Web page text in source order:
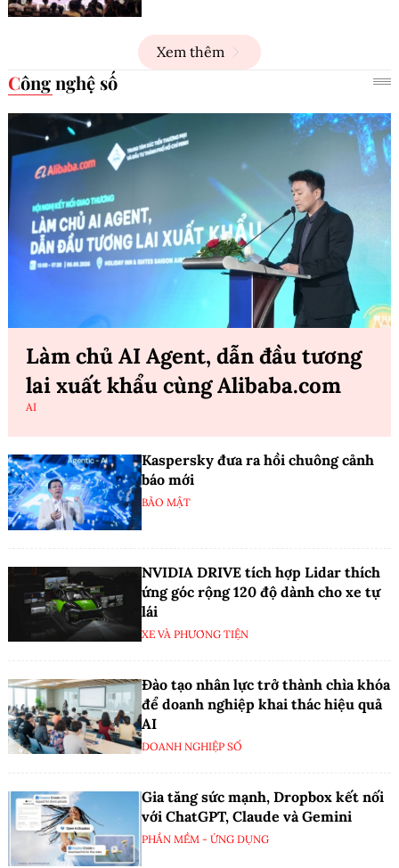
Xem thêm
Công nghệ số
Làm chủ AI Agent, dẫn đầu tương
lai xuất khẩu cùng Alibaba.com
AI
Kaspersky đưa ra hồi chuông cảnh
báo mới
BẢO MẬT
NVIDIA DRIVE tích hợp Lidar thích
ứng góc rộng 120 độ dành cho xe tự
lái
XE VÀ PHƯƠNG TIỆN
Đào tạo nhân lực trở thành chìa khóa
để doanh nghiệp khai thác hiệu quả
AI
DOANH NGHIỆP SỐ
Gia tăng sức mạnh, Dropbox kết nối
với ChatGPT, Claude và Gemini
PHẦN MỀM - ỨNG DỤNG